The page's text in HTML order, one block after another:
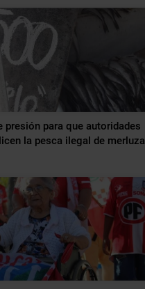
presión para que autoridades
la pesca ilegal de merluza